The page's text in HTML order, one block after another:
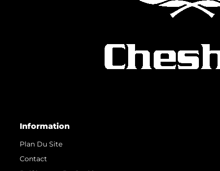
Information
Plan Du Site
Contact